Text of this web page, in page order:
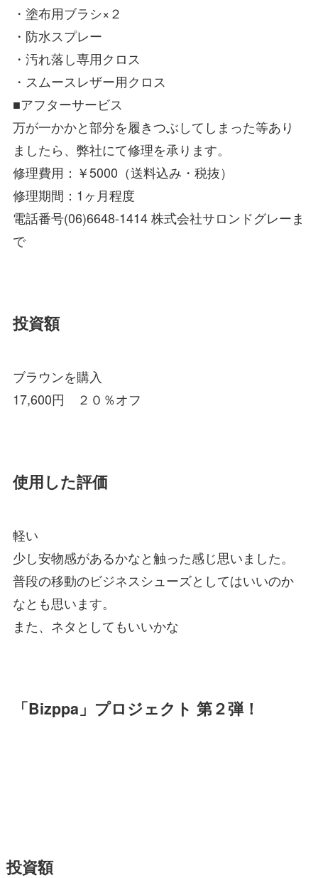
・塗布用ブラシ×２
・防水スプレー
・汚れ落し専用クロス
・スムースレザー用クロス
■アフターサービス
万が一かかと部分を履きつぶしてしまった等あり
ましたら、弊社にて修理を承ります。
修理費用：￥5000（送料込み・税抜）
修理期間：1ヶ月程度
電話番号(06)6648-1414 株式会社サロンドグレーま
で
投資額
ブラウンを購入
17,600円 ２０％オフ
使用した評価
軽い
少し安物感があるかなと触った感じ思いました。
普段の移動のビジネスシューズとしてはいいのか
なとも思います。
また、ネタとしてもいいかな
「Bizppa」プロジェクト 第２弾！
投資額